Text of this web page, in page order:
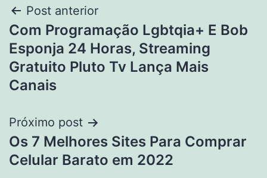
Navegação
de
Post
Post anterior
Com Programação Lgbtqia+ E Bob
Esponja 24 Horas, Streaming
Gratuito Pluto Tv Lança Mais
Canais
Próximo post
Os 7 Melhores Sites Para Comprar
Celular Barato em 2022